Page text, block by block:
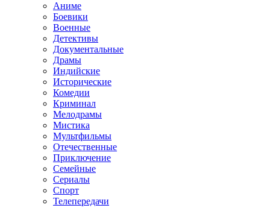
Аниме
Боевики
Военные
Детективы
Документальные
Драмы
Индийские
Исторические
Комедии
Криминал
Мелодрамы
Мистика
Мультфильмы
Отечественные
Приключение
Семейные
Сериалы
Спорт
Телепередачи